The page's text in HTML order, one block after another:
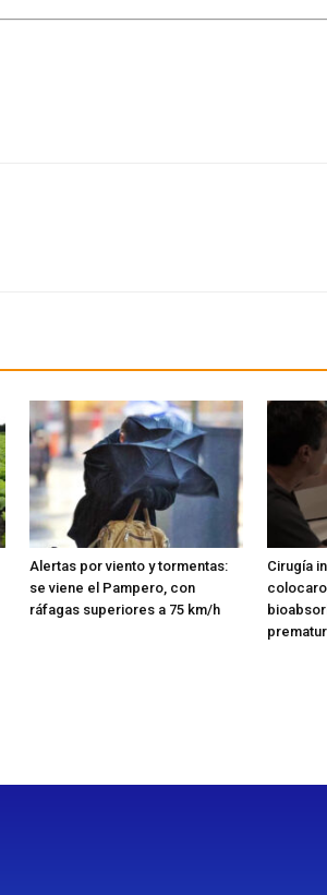
Alertas por viento y tormentas:
se viene el Pampero, con
ráfagas superiores a 75 km/h
Cirugía